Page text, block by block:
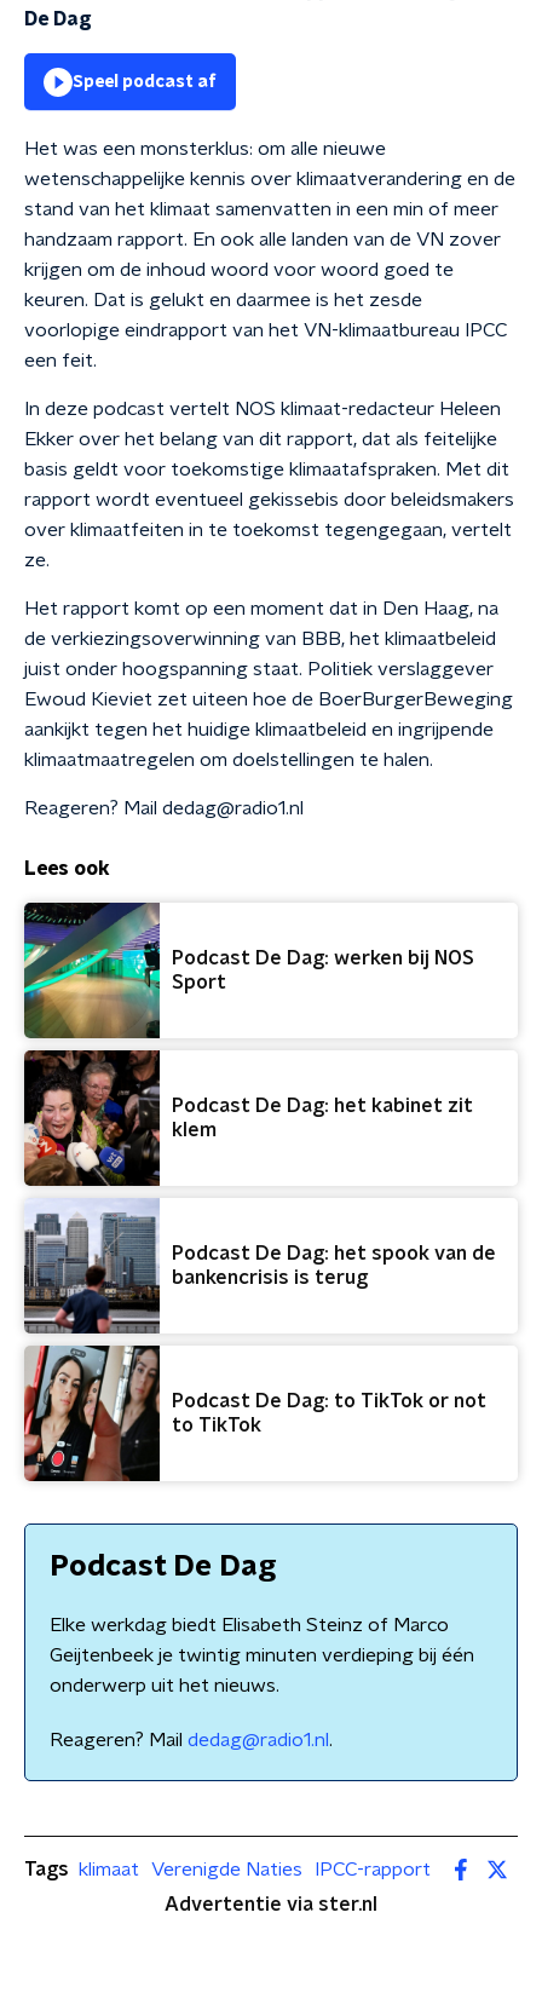
De Dag
Speel podcast af
Het was een monsterklus: om alle nieuwe
wetenschappelijke kennis over klimaatverandering en de
stand van het klimaat samenvatten in een min of meer
handzaam rapport. En ook alle landen van de VN zover
krijgen om de inhoud woord voor woord goed te
keuren. Dat is gelukt en daarmee is het zesde
voorlopige eindrapport van het VN-klimaatbureau IPCC
een feit.
In deze podcast vertelt NOS klimaat-redacteur Heleen
Ekker over het belang van dit rapport, dat als feitelijke
basis geldt voor toekomstige klimaatafspraken. Met dit
rapport wordt eventueel gekissebis door beleidsmakers
over klimaatfeiten in te toekomst tegengegaan, vertelt
ze.
Het rapport komt op een moment dat in Den Haag, na
de verkiezingsoverwinning van BBB, het klimaatbeleid
juist onder hoogspanning staat. Politiek verslaggever
Ewoud Kieviet zet uiteen hoe de BoerBurgerBeweging
aankijkt tegen het huidige klimaatbeleid en ingrijpende
klimaatmaatregelen om doelstellingen te halen.
Reageren? Mail dedag@radio1.nl
Lees ook
Podcast De Dag: werken bij NOS
Sport
Podcast De Dag: het kabinet zit
klem
Podcast De Dag: het spook van de
bankencrisis is terug
Podcast De Dag: to TikTok or not
to TikTok
Podcast De Dag
Elke werkdag biedt Elisabeth Steinz of Marco
Geijtenbeek je twintig minuten verdieping bij één
onderwerp uit het nieuws.
Reageren? Mail dedag@radio1.nl .
Tags klimaat Verenigde Naties
IPCC-rapport
Advertentie via ster.nl